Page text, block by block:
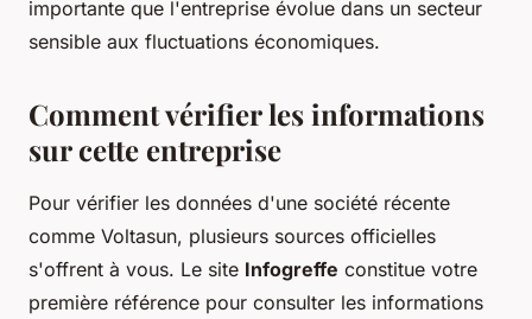
importante que l'entreprise évolue dans un secteur
sensible aux fluctuations économiques.
Comment vérifier les informations
sur cette entreprise
Pour vérifier les données d'une société récente
comme Voltasun, plusieurs sources officielles
s'offrent à vous. Le site Infogreffe constitue votre
première référence pour consulter les informations